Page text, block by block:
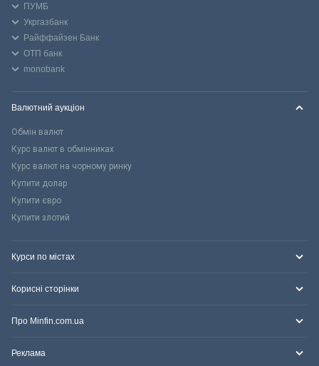
ПУМБ
Укргазбанк
Райффайзен Банк
ОТП банк
monobank
Валютний аукціон
Обмін валют
Курс валют в обмінниках
Курс валют на чорному ринку
Купити долар
Купити євро
Купити злотий
Курси по містах
Корисні сторінки
Про Minfin.com.ua
Реклама